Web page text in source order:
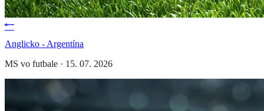
Anglicko - Argentína
MS vo futbale · 15. 07. 2026